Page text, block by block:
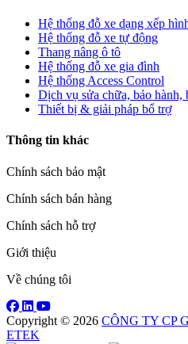
Hệ thống đỗ xe dạng xếp
Hệ thống đỗ xe tự động
Thang nâng ô tô
Hệ thống đỗ xe gia đình
Hệ thống Access Control
Dịch vụ sửa chữa, bảo hành,
Thiết bị & giải pháp bổ trợ
Thông tin khác
Chính sách bảo mật
Chính sách bán hàng
Chính sách hỗ trợ
Giới thiệu
Về chúng tôi
Copyright © 2026 CÔNG TY CP
ETEK